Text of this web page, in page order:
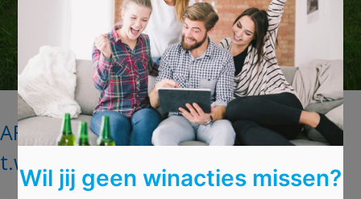
AFGELOPEN: Win een snoeipakket
t.w.v. € 155
Wil jij geen winacties missen?